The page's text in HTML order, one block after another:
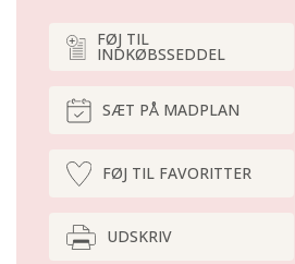
FØJ TIL
INDKØBSSEDDEL
SÆT PÅ MADPLAN
FØJ TIL FAVORITTER
UDSKRIV